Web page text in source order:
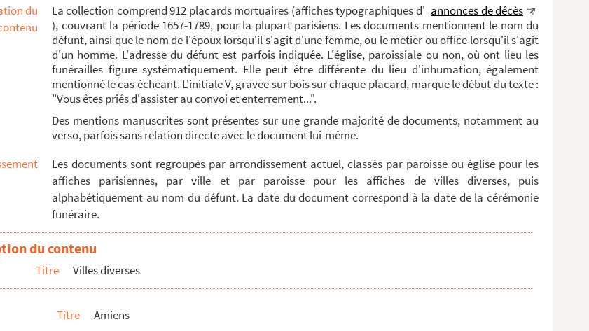
théologie de la faculté de Paris, prévôt et chanoine de...
du
La collection comprend 912 placards mortuaires (affiches typographiques d' annonces de décès
), couvrant la période 1657-1789, pour la plupart parisiens. Les documents mentionnent le nom du
défunt, ainsi que le nom de l'époux lorsqu'il s'agit d'une femme, ou le métier ou office lorsqu'il s'agit
d'un homme. L'adresse du défunt est parfois indiquée. L'église, paroissiale ou non, où ont lieu les
funérailles figure systématiquement. Elle peut être différente du lieu d'inhumation, également
mentionné le cas échéant. L'initiale V, gravée sur bois sur chaque placard, marque le début du texte :
"Vous êtes priés d'assister au convoi et enterrement...".
Des mentions manuscrites sont présentes sur une grande majorité de documents, notamment au
verso, parfois sans relation directe avec le document lui-même.
Les documents sont regroupés par arrondissement actuel, classés par paroisse ou église pour les
affiches parisiennes, par ville et par paroisse pour les affiches de villes diverses, puis
alphabétiquement au nom du défunt. La date du document correspond à la date de la cérémonie
funéraire.
du contenu
Titre Villes diverses
Titre Amiens